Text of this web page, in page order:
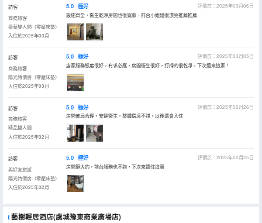
訪客
商務旅客
豪華雙人間（零壓床墊）
入住於2025年03月
5.0 極好
評價於：2025年03月06日
設施齊全，衞生乾淨房間也很寬敞，前台小姐姐很漂亮推薦推薦
訪客
商務旅客
陽光特價房（零壓床墊）
入住於2025年03月
5.0 極好
評價於：2025年03月05日
店家服務態度很好，有求必應，房間衞生很好，打掃的很乾凈，下次還來這家！
訪客
商務旅客
精品雙人間
入住於2025年02月
5.0 極好
評價於：2025年02月26日
房間佈局合理，安靜衞生，整體環境不錯。以後還會入住
訪客
與好友旅遊
陽光特價房（零壓床墊）
入住於2025年02月
5.0 極好
評價於：2025年02月25日
房間挺大的，前台服務也不錯，下次來還住這裏
藝樹輕居酒店(虞城豫東商業廣場店)